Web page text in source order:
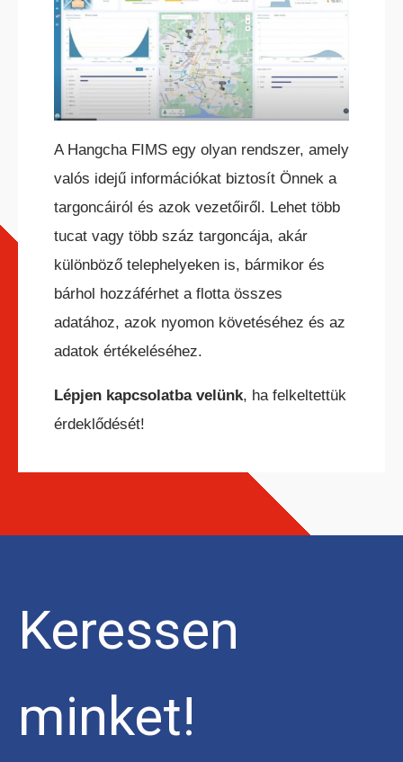
KESKENY-FOLYOSÓS
TARGONCA
BELTÉRI ELEKTROMOS HOMLOKVILLÁS
TARGONCA
KÜLTÉRI ELEKTROMOS HOMLOKVILLÁS
TARGONCA
A Hangcha FIMS egy olyan rendszer, amely
valós idejű információkat biztosít Önnek a
targoncáiról és azok vezetőiről. Lehet több
tucat vagy több száz targoncája, akár
különböző telephelyeken is, bármikor és
bárhol hozzáférhet a flotta összes
adatához, azok nyomon követéséhez és az
adatok értékeléséhez.
Lépjen kapcsolatba velünk, ha felkeltettük
érdeklődését!
Keressen
minket!